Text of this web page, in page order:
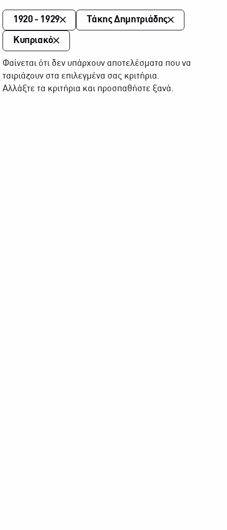
1920 - 1929 Τάκης Δημητριάδης
Κυπριακό
Φαίνεται ότι δεν υπάρχουν αποτελέσματα που να
ταιριάζουν στα επιλεγμένα σας κριτήρια.
Αλλάξτε τα κριτήρια και προσπαθήστε ξανά.